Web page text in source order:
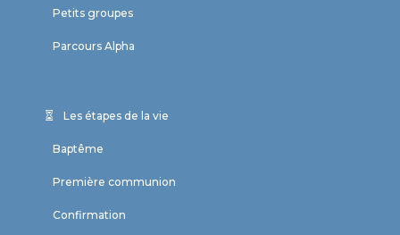
Petits groupes
Parcours Alpha
Les étapes de la vie
Baptême
Première communion
Confirmation